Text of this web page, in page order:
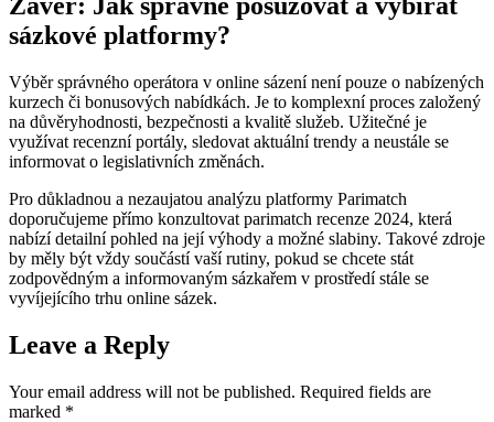
sázkové platformy?
Výběr správného operátora v online sázení není pouze o nabízených
kurzech či bonusových nabídkách. Je to komplexní proces založený
na důvěryhodnosti, bezpečnosti a kvalitě služeb. Užitečné je
využívat recenzní portály, sledovat aktuální trendy a neustále se
informovat o legislativních změnách.
Pro důkladnou a nezaujatou analýzu platformy Parimatch
doporučujeme přímo konzultovat parimatch recenze 2024, která
nabízí detailní pohled na její výhody a možné slabiny. Takové zdroje
by měly být vždy součástí vaší rutiny, pokud se chcete stát
zodpovědným a informovaným sázkařem v prostředí stále se
vyvíjejícího trhu online sázek.
Leave a Reply
Your email address will not be published. Required fields are
marked *